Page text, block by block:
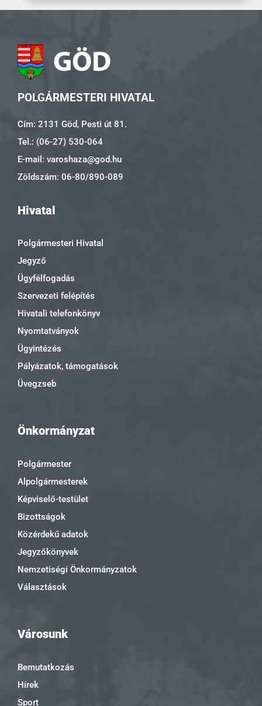
POLGÁRMESTERI HIVATAL
Cím: 2131 Göd, Pesti út 81.
Tel.: (06-27) 530-064
E-mail: varoshaza@god.hu
Zöldszám: 06-80/890-089
Hivatal
Polgármesteri Hivatal
Jegyző
Ügyfélfogadás
Szervezeti felépítés
Hivatali telefonkönyv
Nyomtatványok
Ügyintézés
Pályázatok, támogatások
Üvegzseb
Önkormányzat
Polgármester
Alpolgármesterek
Képviselő-testület
Bizottságok
Közérdekű adatok
Jegyzőkönyvek
Nemzetiségi Önkormányzatok
Választások
Városunk
Bemutatkozás
Hírek
Sport